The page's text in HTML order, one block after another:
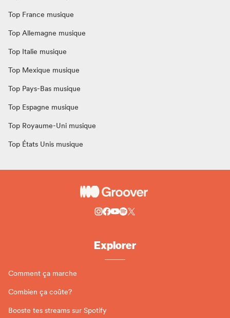
Top France musique
Top Allemagne musique
Top Italie musique
Top Mexique musique
Top Pays-Bas musique
Top Espagne musique
Top Royaume-Uni musique
Top États Unis musique
Explorer
Comment ça marche
Combien ça coûte?
Booste tes streams sur Spotify